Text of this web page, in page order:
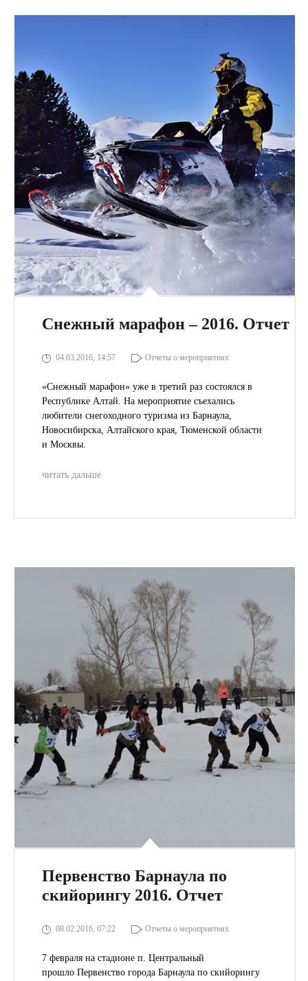
Снежный марафон – 2016. Отчет
04.03.2016, 14:57 Отчеты о мероприятиях
«Снежный марафон» уже в третий раз состоялся в
Республике Алтай. На мероприятие съехались
любители снегоходного туризма из Барнаула,
Новосибирска, Алтайского края, Тюменской области
и Москвы.
читать дальше
Первенство Барнаула по
скийорингу 2016. Отчет
08.02.2016, 07:22 Отчеты о мероприятиях
7 февраля на стадионе п. Центральный
прошло Первенство города Барнаула по скийорингу